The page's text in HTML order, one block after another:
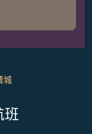
城
班
條件。